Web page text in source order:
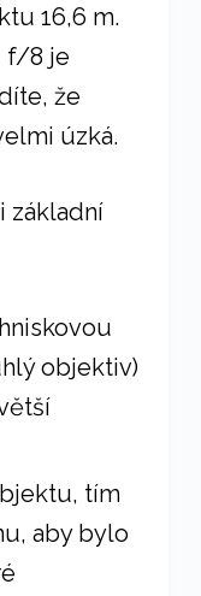
16,6 m.
f/8 je
že
úzká.
základní
objektiv)
tím
aby bylo